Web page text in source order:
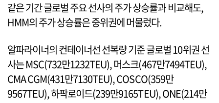
같은 기간 글로벌 주요 선사의 주가 상승률과 비교해도,
HMM의 주가 상승률은 중위권에 머물렀다.
알파라이너의 컨테이너선 선복량 기준 글로벌 10위권 선
사는 MSC(732만1232TEU), 머스크(467만7494TEU),
CMA CGM(431만7130TEU), COSCO(359만
9567TEU), 하팍로이드(239만9165TEU), ONE(214만